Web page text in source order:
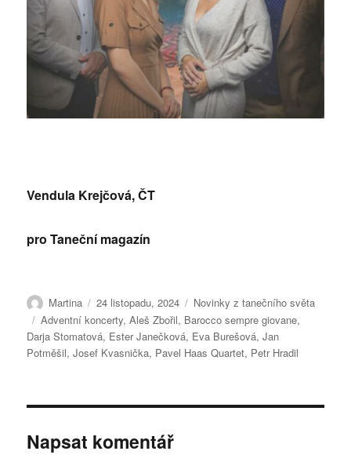
Vendula Krejčová, ČT
pro Taneční magazín
Autor:
Martina Publikováno:
24 listopadu, 2024 Rubriky:
Novinky z tanečního světa
Štítky:
Adventní koncerty,Aleš Zbořil, Barocco sempre giovane,
Darja Stomatová, Ester Janečková, Eva Burešová,Jan
Potměšil,Josef Kvasnička, Pavel Haas Quartet, Petr Hradil
Napsat komentář